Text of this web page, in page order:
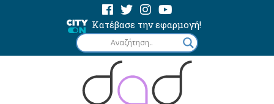
Κατέβασε την εφαρμογή!